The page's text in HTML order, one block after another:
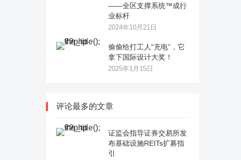
——全区支撑系统™成行
业标杆
2024年10月21日
偷偷给打工人“充电”，它
拿下国际设计大奖！
2025年1月15日
评论最多的文章
证监会指导证券交易所发
布基础设施REITs扩募指
引